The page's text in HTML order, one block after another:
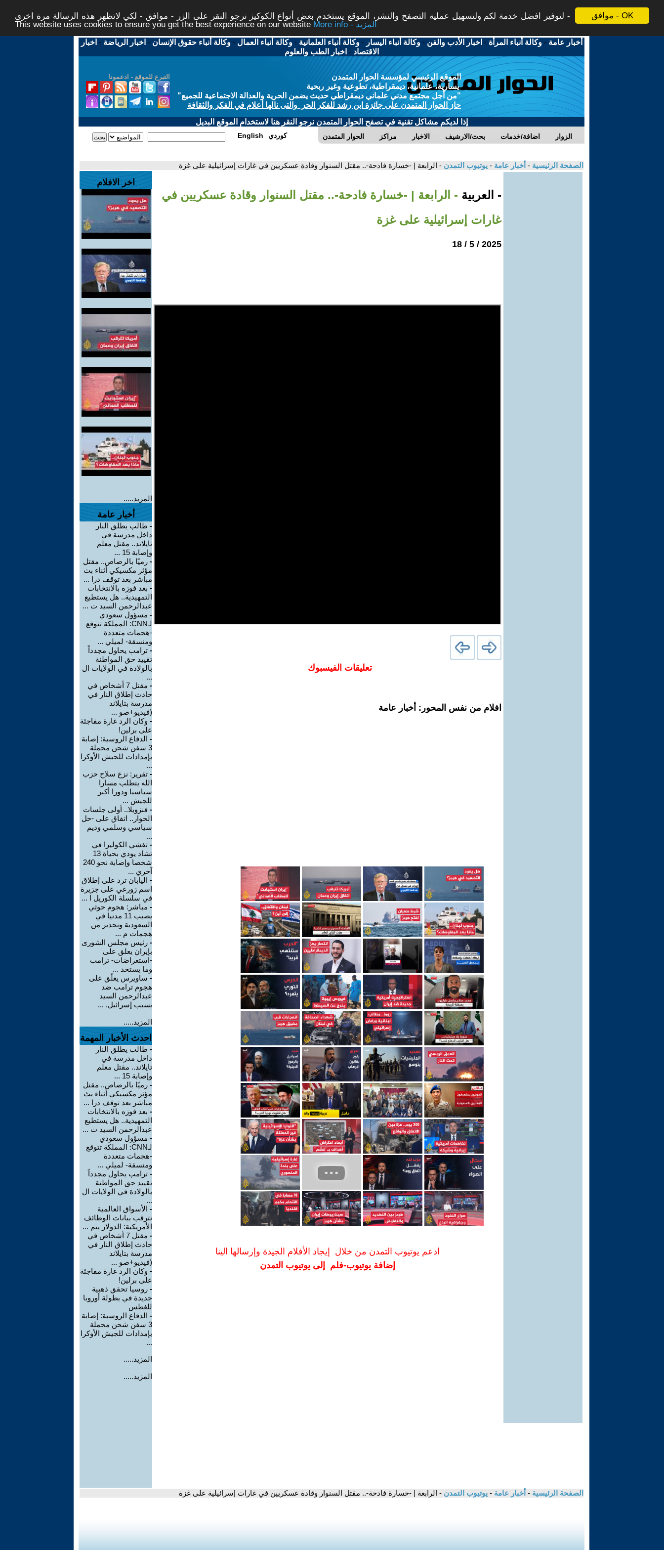
موافق - OK
لتوفير افضل خدمة لكم ولتسهيل عملية التصفح والنشر، الموقع يستخدم بعض أنواع الكوكيز نرجو النقر على الزر - موافق - لكي لاتظهر هذه الرسالة مرة اخرى -
This website uses cookies to ensure you get the best experience on our website
More info - المزيد
أخبار عامة -وكالة أنباء المرأة - اخبار الأدب والفن -وكالة أنباء اليسار -وكالة أنباء العلمانية -وكالة أنباء العمال -وكالة أنباء حقوق الإنسان - اخبار الرياضة - اخبار
الاقتصاد - اخبار الطب والعلوم
التبرع للموقع - ادعمونا
الموقع الرئيسي لمؤسسة الحوار المتمدن
يسارية، علمانية، ديمقراطية، تطوعية وغير ربحية
"من أجل مجتمع مدني علماني ديمقراطي حديث يضمن الحرية والعدالة الاجتماعية للجميع"
حاز الحوار المتمدن على جائزة ابن رشد للفكر الحر والتى نالها أعلام في الفكر والثقافة
إذا لديكم مشاكل تقنية في تصفح الحوار المتمدن نرجو النقر هنا لاستخدام الموقع البديل
الحوار المتمدن مراكز الاخبار بحث/الارشيف اضافة/خدمات الزوار English كوردي
الصفحة الرئيسية - أخبار عامة - يوتيوب التمدن - الرابعة | -خسارة فادحة-.. مقتل السنوار وقادة عسكريين في غارات إسرائيلية على غزة
- العربية - الرابعة | -خسارة فادحة-.. مقتل السنوار وقادة عسكريين في
غارات إسرائيلية على غزة
2025 / 5 / 18
تعليقات الفيسبوك
افلام من نفس المحور: أخبار عامة
ادعم يوتيوب التمدن من خلال إيجاد الأفلام الجيدة وإرسالها الينا
إضافة يوتيوب-فلم إلى يوتيوب التمدن
اخر الافلام
المزيد.....
أخبار عامة
- طالب يطلق النار
داخل مدرسة في
تايلاند.. مقتل معلم
وإصابة 15 ...
- رميًا بالرصاص.. مقتل
مؤثر مكسيكي أثناء بث
مباشر بعد توقف درا ...
- بعد فوزه بالانتخابات
التمهيدية.. هل يستطيع
عبدالرحمن السيد ت ...
- مسؤول سعودي
لـCNN: المملكة تتوقع
-هجمات متعددة
ومنسقة- لميلي ...
- ترامب يحاول مجدداً
تقييد حق المواطنة
بالولادة في الولايات ال
...
-
مقتل 7 أشخاص في
حادث إطلاق النار في
مدرسة بتايلاند
(فيديو+صو ...
- وكان الرد غارة مفاجئة
على برلين!
- الدفاع الروسية: إصابة
3 سفن شحن محملة
بإمدادات للجيش الأوكرا
...
- تقرير: نزع سلاح حزب
الله يتطلب مسارا
سياسيا ودورا أكبر
للجيش ...
- فنزويلا.. أولى جلسات
الحوار.. اتفاق على -حل
سياسي وسلمي وديم
...
- تفشي الكوليرا في
تشاد يودي بحياة 13
شخصا وإصابة نحو 240
آخري ...
- اليابان ترد على إطلاق
اسم زورغي على جزيرة
في سلسلة الكوريل ا ...
- مباشر: هجوم حوثي
يصيب 11 مدنيا في
السعودية وتحذير من
هجمات م ...
- رئيس مجلس الشورى
بإيران يعلق على
-استعراضات- ترامب
وما يستخد ...
- ساويرس يعلّق على
هجوم ترامب ضد
عبدالرحمن السيد
بسبب إسرائيل. ...
المزيد.....
احدث الأخبار المهمة
- طالب يطلق النار
داخل مدرسة في
تايلاند.. مقتل معلم
وإصابة 15 ...
- رميًا بالرصاص.. مقتل
مؤثر مكسيكي أثناء بث
مباشر بعد توقف درا ...
- بعد فوزه بالانتخابات
التمهيدية.. هل يستطيع
عبدالرحمن السيد ت ...
- مسؤول سعودي
لـCNN: المملكة تتوقع
-هجمات متعددة
ومنسقة- لميلي ...
- ترامب يحاول مجدداً
تقييد حق المواطنة
بالولادة في الولايات ال
...
- الأسواق العالمية
تترقب بيانات الوظائف
الأمريكية: الدولار يتم ...
-
مقتل 7 أشخاص في
حادث إطلاق النار في
مدرسة بتايلاند
(فيديو+صو ...
- وكان الرد غارة مفاجئة
على برلين!
- روسيا تحقق ذهبية
جديدة في بطولة أوروبا
للغطس
- الدفاع الروسية: إصابة
3 سفن شحن محملة
بإمدادات للجيش الأوكرا
...
المزيد.....
المزيد.....
الصفحة الرئيسية - أخبار عامة - يوتيوب التمدن - الرابعة | -خسارة فادحة-.. مقتل السنوار وقادة عسكريين في غارات إسرائيلية على غزة